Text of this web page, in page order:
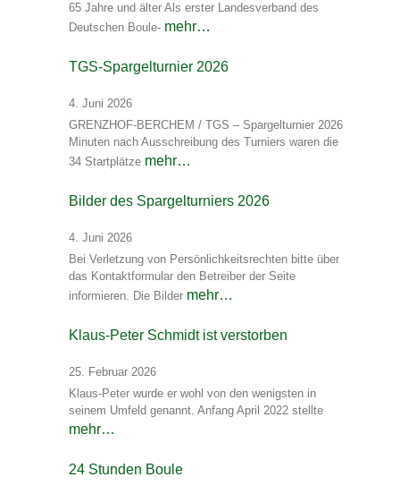
65 Jahre und älter Als erster Landesverband des
Deutschen Boule- mehr…
TGS-Spargelturnier 2026
4. Juni 2026
GRENZHOF-BERCHEM / TGS – Spargelturnier 2026
Minuten nach Ausschreibung des Turniers waren die
34 Startplätze mehr…
Bilder des Spargelturniers 2026
4. Juni 2026
Bei Verletzung von Persönlichkeitsrechten bitte über
das Kontaktformular den Betreiber der Seite
informieren. Die Bilder mehr…
Klaus-Peter Schmidt ist verstorben
25. Februar 2026
Klaus-Peter wurde er wohl von den wenigsten in
seinem Umfeld genannt. Anfang April 2022 stellte
mehr…
24 Stunden Boule